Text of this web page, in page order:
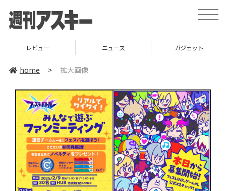
toggle
レビュー ニュース ガジェット
home > 拡大画像